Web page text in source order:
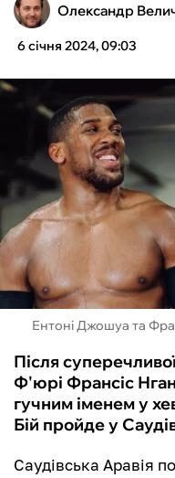
ТЕНІС
КІБЕРСПОРТ
ЧС-2026
ФУТЗАЛ
ІНШІ
БУКМЕКЕРИ
Олександр
6 січня 2024, 09:03
Ентоні Джошуа та
Після
Ф'юрі Франсіс
гучним іменем у
Бій пройде у
Саудівська Аравія